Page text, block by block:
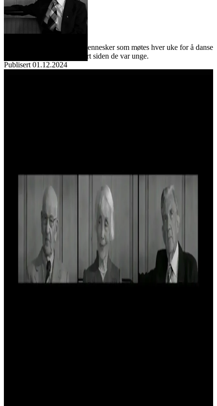
Forfatter:
Leverandør:
Norgesfilm AS
Vi møter en gruppe eldre mennesker som møtes hver uke for å danse
sammen - og det har de gjort siden de var unge.
Publisert 01.12.2024